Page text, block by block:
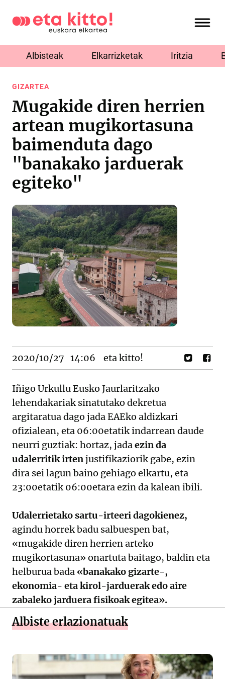
Albisteak Elkarrizketak Iritzia
GIZARTEA
Mugakide diren herrien
artean mugikortasuna
baimenduta dago
"banakako jarduerak
egiteko"
2020/10/27 14:06 eta kitto!
Iñigo Urkullu Eusko Jaurlaritzako
lehendakariak sinatutako dekretua
argitaratua dago jada EAEko aldizkari
ofizialean, eta 06:00etatik indarrean daude
neurri guztiak: hortaz, jadaezin da
udalerritikirtenjustifikaziorik gabe, ezin
dira sei lagun baino gehiago elkartu, eta
23:00etatik 06:00etara ezin da kalean ibili.
Udalerrietako sartu-irteeri dagokienez,
agindu horrek badu salbuespen bat,
«mugakide diren herrien arteko
mugikortasuna» onartuta baitago, baldin eta
helburua bada «banakako gizarte-,
ekonomia- eta kirol-jarduerak edo aire
zabaleko jarduera fisikoak egitea».
Albiste erlazionatuak